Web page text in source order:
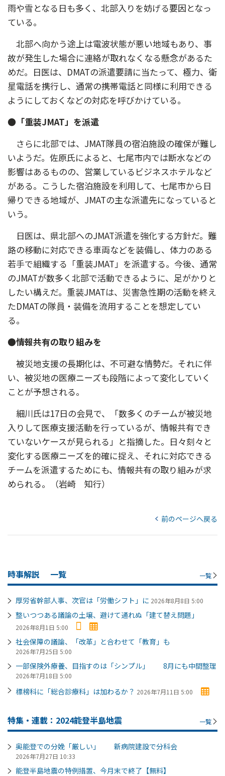
雨や雪となる日も多く、北部入りを妨げる要因となっ
ている。
北部へ向かう途上は電波状態が悪い地域もあり、事
故が発生した場合に連絡が取れなくなる懸念があるた
めだ。日医は、DMATの派遣要請に当たって、極力、衛
星電話を携行し、通常の携帯電話と同様に利用できる
ようにしておくなどの対応を呼びかけている。
●「重装JMAT」を派遣
さらに北部では、JMAT隊員の宿泊施設の確保が難し
いようだ。佐原氏によると、七尾市内では断水などの
影響はあるものの、営業しているビジネスホテルなど
がある。こうした宿泊施設を利用して、七尾市から日
帰りできる地域が、JMATの主な派遣先になっていると
いう。
日医は、県北部へのJMAT派遣を強化する方針だ。難
路の移動に対応できる車両などを装備し、体力のある
若手で組織する「重装JMAT」を派遣する。今後、通常
のJMATが数多く北部で活動できるように、足がかりと
したい構えだ。重装JMATは、災害急性期の活動を終え
たDMATの隊員・装備を流用することを想定してい
る。
●情報共有の取り組みを
被災地支援の長期化は、不可避な情勢だ。それに伴
い、被災地の医療ニーズも段階によって変化していく
ことが予想される。
細川氏は17日の会見で、「数多くのチームが被災地
入りして医療支援活動を行っているが、情報共有でき
ていないケースが見られる」と指摘した。日々刻々と
変化する医療ニーズを的確に捉え、それに対応できる
チームを派遣するためにも、情報共有の取り組みが求
められる。（岩崎 知行）
前のページへ戻る
時事解説 一覧 一覧
厚労省幹部人事、次官は「労働シフト」に 2026年8月8日 5:00
整いつつある議論の土壌、避けて通れぬ「建て替え問題」
2026年8月1日 5:00
社会保障の議論、「改革」と合わせて「教育」も
2026年7月25日 5:00
一部保険外療養、目指すのは「シンプル」 8月にも中間整理
2026年7月18日 5:00
標榜科に「総合診療科」は加わるか？ 2026年7月11日 5:00
特集・連載：2024能登半島地震 一覧
奥能登での分娩「厳しい」 新病院建設で分科会
2026年7月27日 10:33
能登半島地震の特例措置、今月末で終了【無料】